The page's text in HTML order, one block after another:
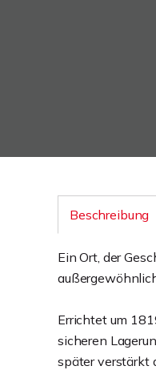
Beschreibung
Ein Ort, der
Errichtet um
sicheren
später verstärkt